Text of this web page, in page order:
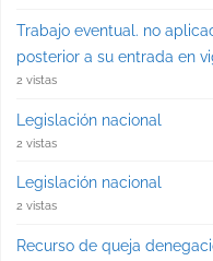
Trabajo eventual. no
posterior a su entrada en
2 vistas
Legislación nacional
2 vistas
Legislación nacional
2 vistas
Recurso de queja